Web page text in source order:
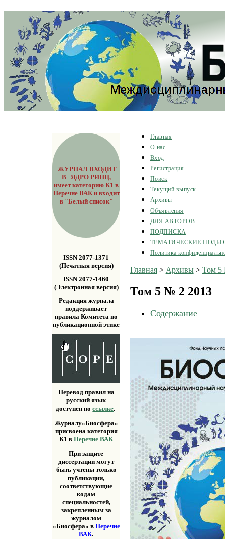
ЖУРНАЛ ВХОДИТ
В ЯДРО РИНЦ,
имеет категорию К1 в
Перечне ВАК и входит
в "Белый список"
ISSN 2077-1371
(Печатная версия)
ISSN 2077-1460
(Электронная версия)
Редакция журнала
поддерживает
правила Комитета по
публикационной этике
Перевод правил на
русский язык
доступен поссылке.
Журналу«Биосфера»
присвоена категория
К1 вПеречне ВАК
При защите
диссертации могут
быть учтены только
публикации,
соответствующие
кодам
специальностей,
закрепленным за
журналом
«Биосфера» в Перечне
ВАК.
Главная
О нас
Вход
Регистрация
Поиск
Текущий выпуск
Архивы
Объявления
ДЛЯ АВТОРОВ
ПОДПИСКА
ТЕМАТИЧЕСКИЕ
Политика
Главная> Архивы> Том 5
Том 5 № 2 2013
Содержание